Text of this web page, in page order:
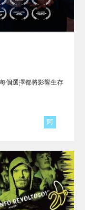
個選擇都將影響生存
阿